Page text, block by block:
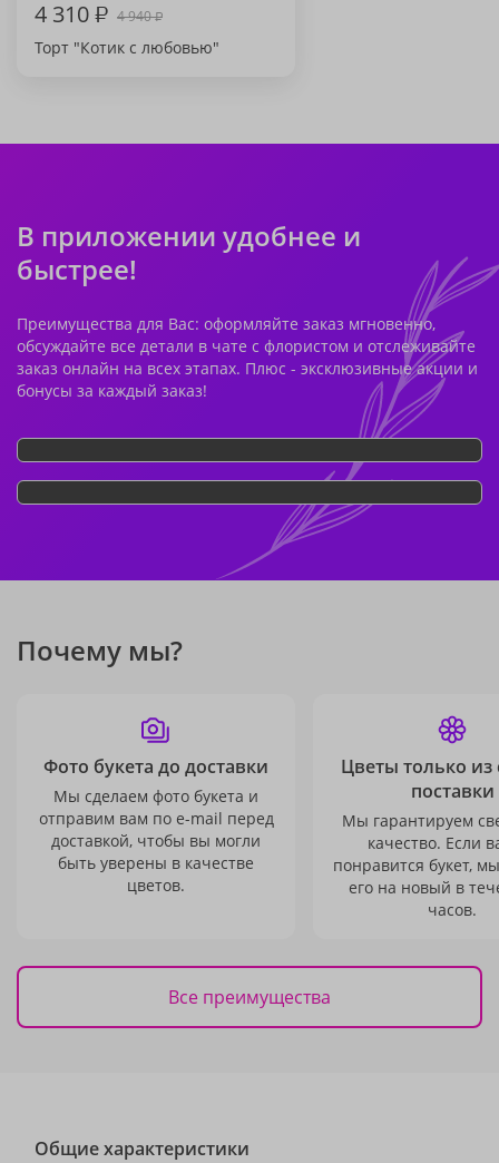
4 310₽ 4 940₽
Торт "Котик с любовью"
В приложении удобнее и
быстрее!
Преимущества для Вас: оформляйте заказ мгновенно,
обсуждайте все детали в чате с флористом и отслеживайте
заказ онлайн на всех этапах. Плюс - эксклюзивные акции и
бонусы за каждый заказ!
Почему мы?
Фото букета до доставки
Мы сделаем фото букета и
отправим вам по e-mail перед
доставкой, чтобы вы могли
быть уверены в качестве
цветов.
Цветы только из
поставки
Мы гарантируем
качество. Если
понравится букет,
его на новый в
часов.
Все преимущества
Общие характеристики